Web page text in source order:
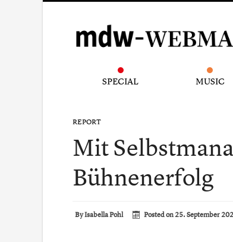
SPECIAL MUSIC
REPORT
Mit
Bühnenerfolg
ByIsabella Pohl Posted on25. September